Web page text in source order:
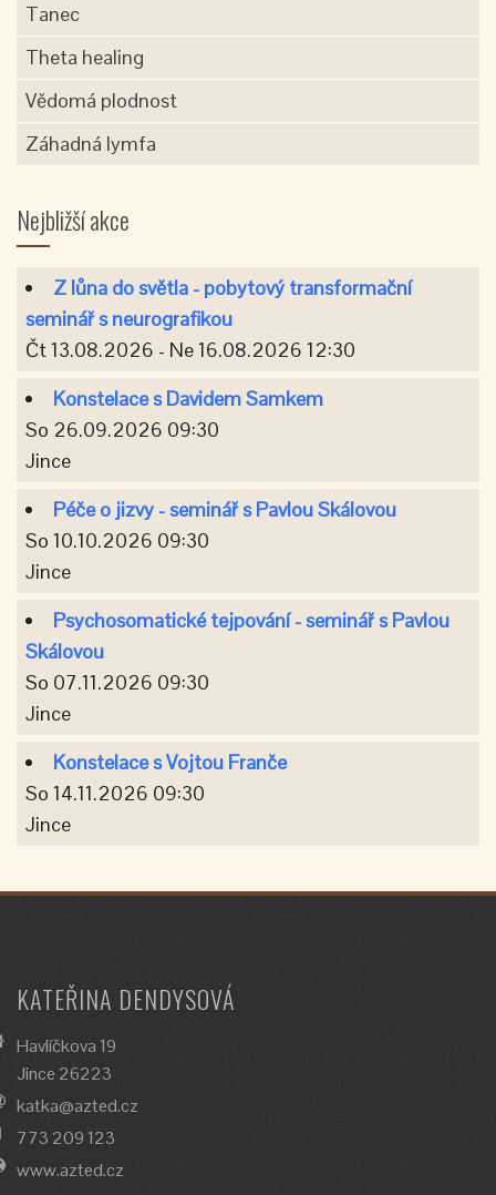
Tanec
Theta healing
Vědomá plodnost
Záhadná lymfa
Nejbližší akce
Z lůna do světla - pobytový transformační
seminář s neurografikou
Čt 13.08.2026 - Ne 16.08.2026 12:30
Konstelace s Davidem Samkem
So 26.09.2026 09:30
Jince
Péče o jizvy - seminář s Pavlou Skálovou
So 10.10.2026 09:30
Jince
Psychosomatické tejpování - seminář s Pavlou
Skálovou
So 07.11.2026 09:30
Jince
Konstelace s Vojtou Franče
So 14.11.2026 09:30
Jince
KATEŘINA DENDYSOVÁ
Havlíčkova 19
Jince 26223
katka@azted.cz
773 209 123
www.azted.cz